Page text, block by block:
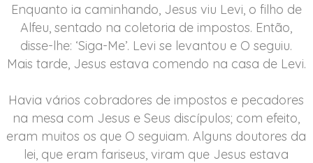
Enquanto ia caminhando, Jesus viu Levi, o filho de
Alfeu, sentado na coletoria de impostos. Então,
disse-lhe: ‘Siga-Me’. Levi se levantou e O seguiu.
Mais tarde, Jesus estava comendo na casa de Levi.
Havia vários cobradores de impostos e pecadores
na mesa com Jesus e Seus discípulos; com efeito,
eram muitos os que O seguiam. Alguns doutores da
lei, que eram fariseus, viram que Jesus estava